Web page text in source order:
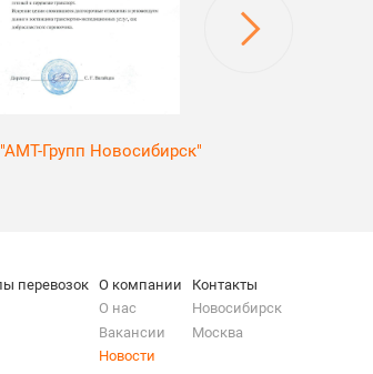
Групп Новосибирск"
перевозок
О компании
О нас
Вакансии
Новости
Контакты
Новосибирск
Москва